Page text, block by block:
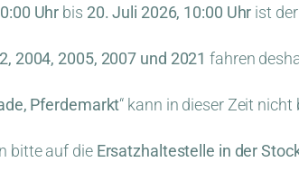
Uhr bis 20. Juli 2026, 10:00 Uhr ist der
2004, 2005, 2007 und 2021 fahren
Pferdemarkt“ kann in dieser Zeit nicht
bitte auf die Ersatzhaltestelle in der